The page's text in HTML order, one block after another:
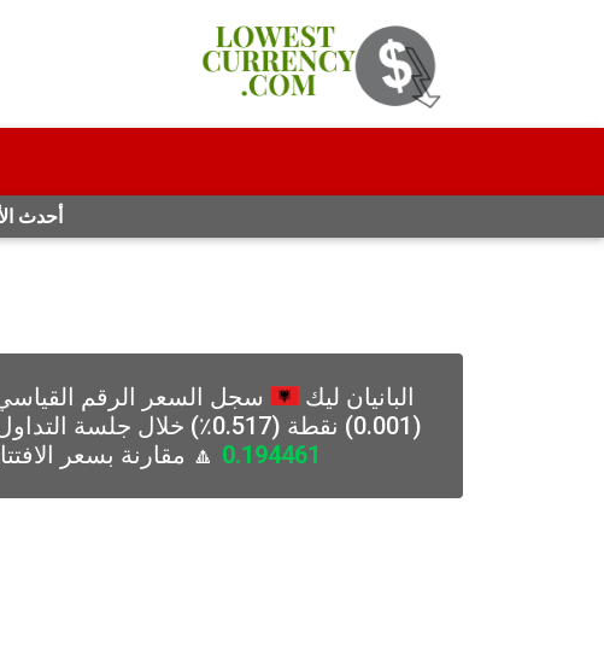
أحدث
البانيان ليك سجل السعر الرقم
(0.001) نقطة (0.517٪) خلال جلسة التداول اليوم السبت 08-08-2026 ، مع السعر
0.194461 🔼 مقارنة بسعر